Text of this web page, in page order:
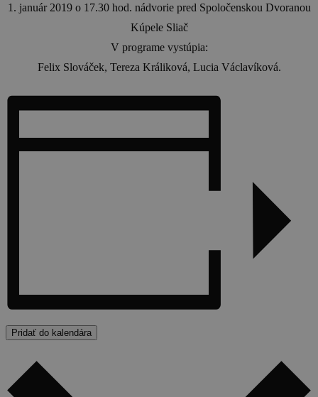
1. január 2019 o 17.30 hod. nádvorie pred Spoločenskou Dvoranou
Kúpele Sliač
V programe vystúpia:
Felix Slováček, Tereza Králiková, Lucia Václavíková.
Pridať do kalendára